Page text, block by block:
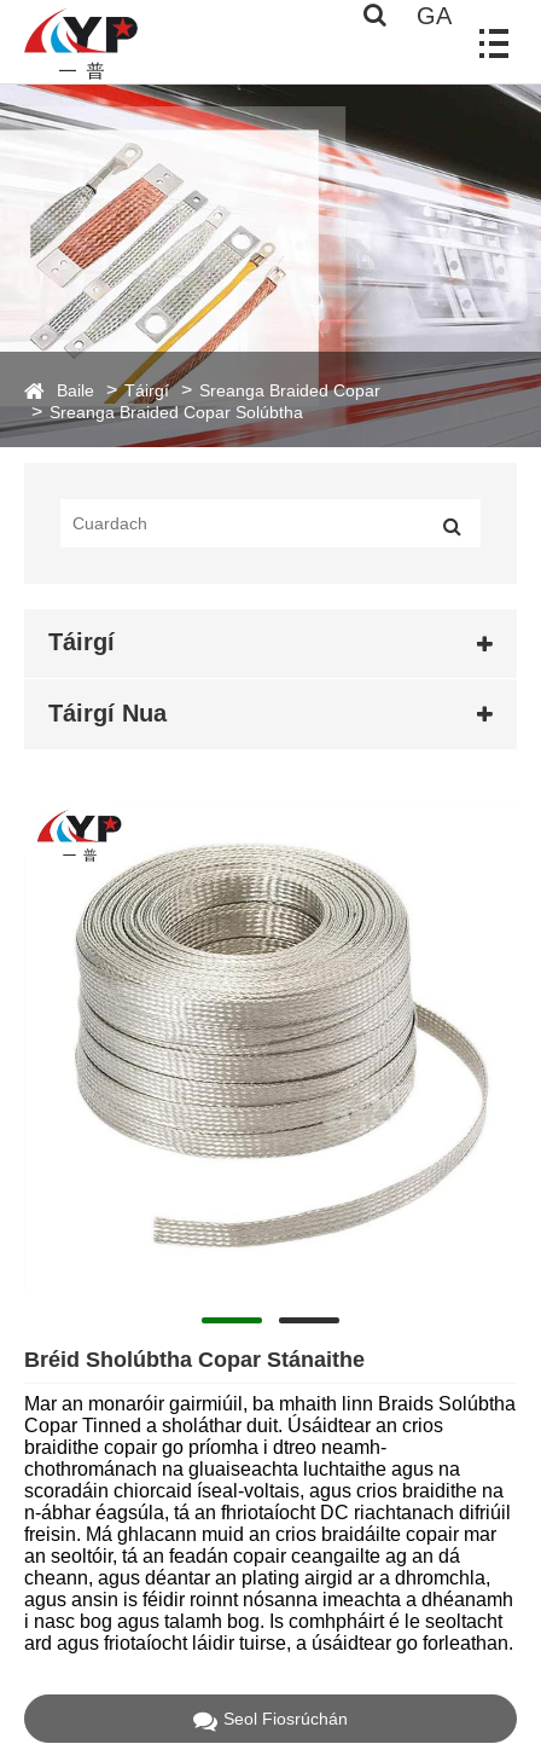
GA
Baile Táirgí
Sreanga Braided Copar
Sreanga Braided Copar Solúbtha
Táirgí
Táirgí Nua
Bréid Sholúbtha Copar Stánaithe
Mar an monaróir gairmiúil, ba mhaith linn Braids Solúbtha
Copar Tinned a sholáthar duit. Úsáidtear an crios
braidithe copair go príomha i dtreo neamh-
chothrománach na gluaiseachta luchtaithe agus na
scoradáin chiorcaid íseal-voltais, agus crios braidithe na
n-ábhar éagsúla, tá an fhriotaíocht DC riachtanach difriúil
freisin. Má ghlacann muid an crios braidáilte copair mar
an seoltóir, tá an feadán copair ceangailte ag an dá
cheann, agus déantar an plating airgid ar a dhromchla,
agus ansin is féidir roinnt nósanna imeachta a dhéanamh
i nasc bog agus talamh bog. Is comhpháirt é le seoltacht
ard agus friotaíocht láidir tuirse, a úsáidtear go forleathan.
Seol Fiosrúchán